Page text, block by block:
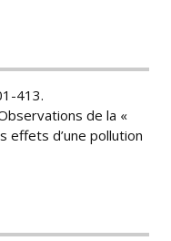
413.
de la «
effets d’une pollution